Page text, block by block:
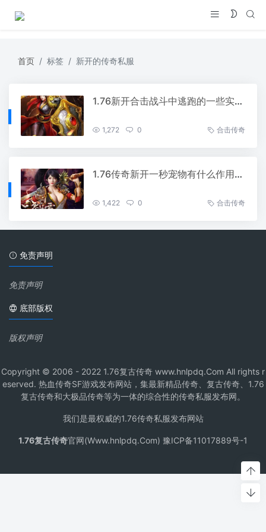
首页 标签 新开的传奇私服
1.76新开合击战斗中逃跑的一些实用技巧
1,272 0 合击传奇
1.76传奇新开一秒宠物有什么作用，很多人看不上它
1,422 0 合击传奇
免责声明
免责声明
底部版权
版权声明
Copyright © 2006 - 2022 1.76复古传奇 www.hnlpdq.Com All rights r
eserved. 热血传奇SF游戏发布网站，集最新精品传奇、复古传奇、1.76
复古传奇和大极品传奇等为一体的综合性的传奇私服发布网。
我们是最权威的1.76传奇私服发布网站
1.76复古传奇官网(Www.hnlpdq.Com) 豫ICP备11017889号-1